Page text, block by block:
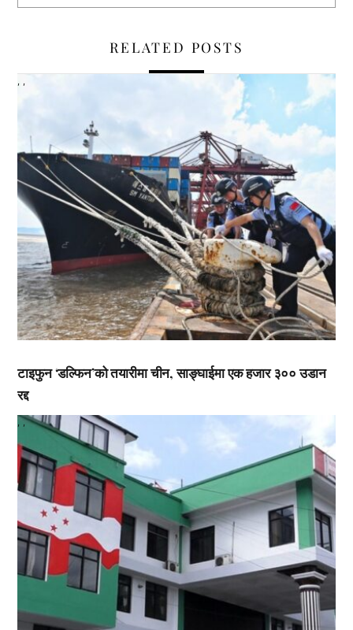
RELATED POSTS
, ,
टाइफुन ‘डल्फिन’को तयारीमा चीन, साङ्घाईमा एक हजार ३०० उडान
रद्द
,,